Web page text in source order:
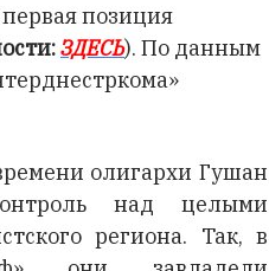
позиция
ЗДЕСЬ). По данным
олигархи Гушан
над целыми
региона. Так, в